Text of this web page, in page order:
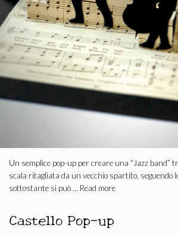
Un semplice pop-up per creare una “Jazz band”
scala ritagliata da un vecchio spartito, seguendo
sottostante si può … Read more
Castello Pop-up